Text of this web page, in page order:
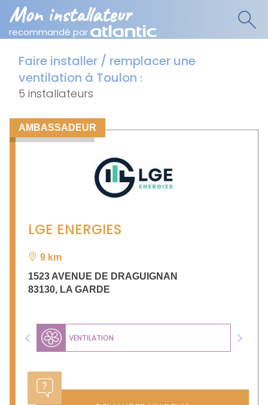
Mon installateur
recommandé par
Faire installer / remplacer une
ventilation à Toulon :
5 installateurs
AMBASSADEUR
LGE ENERGIES
9 km
1523 AVENUE DE DRAGUIGNAN
83130, LA GARDE
VENTILATION
Previous Next